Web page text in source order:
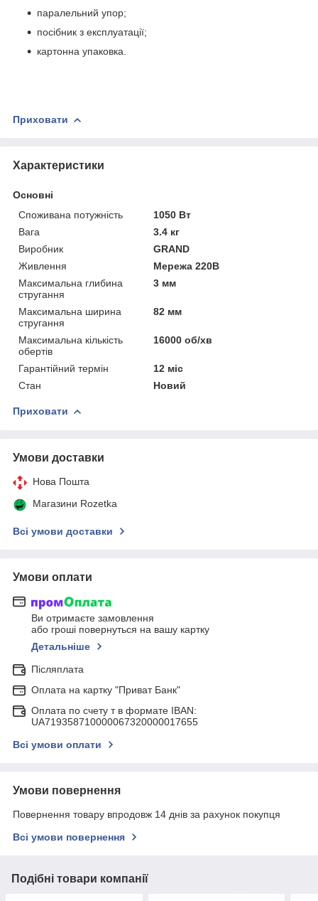
паралельний упор;
посібник з експлуатації;
картонна упаковка.
Приховати
Характеристики
Основні
Споживана потужність
1050 Вт
Вага
3.4 кг
Виробник
GRAND
Живлення
Мережа 220В
Максимальна глибина
стругання
3 мм
Максимальна ширина
стругання
82 мм
Максимальна кількість
обертів
16000 об/хв
Гарантійний термін
12 міс
Стан
Новий
Приховати
Умови доставки
Нова Пошта
Магазини Rozetka
Всі умови доставки
Умови оплати
Ви отримаєте замовлення
або гроші повернуться на вашу картку
Детальніше
Післяплата
Оплата на картку "Приват Банк"
Оплата по счету т в формате IBAN:
UA719358710000067320000017655
Всі умови оплати
Умови повернення
Повернення товару впродовж 14 днів за рахунок покупця
Всі умови повернення
Подібні товари компанії